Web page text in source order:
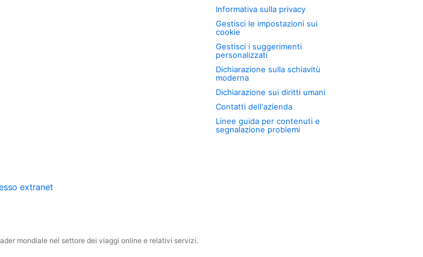
Informativa sulla privacy
Gestisci le impostazioni sui
cookie
Gestisci i suggerimenti
personalizzati
Dichiarazione sulla schiavitù
moderna
Dichiarazione sui diritti umani
Contatti dell'azienda
Linee guida per contenuti e
segnalazione problemi
extranet
mondiale nel settore dei viaggi online e relativi servizi.